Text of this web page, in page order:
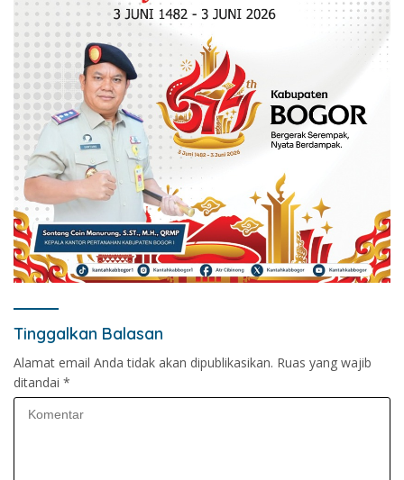
Tinggalkan Balasan
Alamat email Anda tidak akan dipublikasikan. Ruas yang wajib
ditandai *